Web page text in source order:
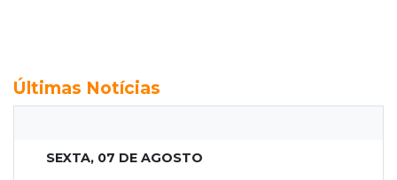
Últimas Notícias
SEXTA, 07 DE AGOSTO